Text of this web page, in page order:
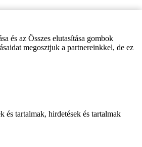
és az Összes elutasítása gombok
megosztjuk a partnereinkkel, de ez
és tartalmak, hirdetések és tartalmak